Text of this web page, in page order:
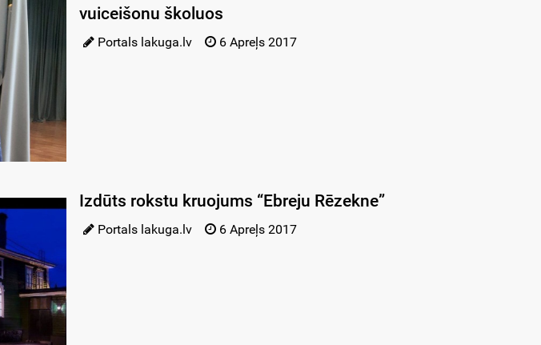
vuiceišonu školuos
Portals lakuga.lv 6 Apreļs 2017
Izdūts rokstu kruojums “Ebreju Rēzekne”
Portals lakuga.lv 6 Apreļs 2017